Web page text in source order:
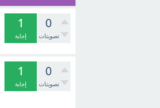
0
تصويتات
1
إجابة
0
تصويتات
1
إجابة